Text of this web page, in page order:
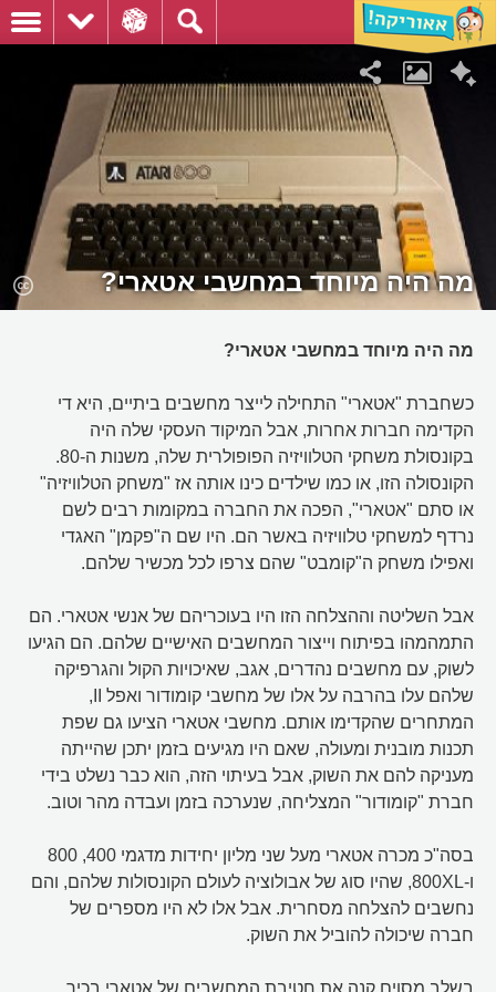
מה היה מיוחד במחשבי אטארי?
מה היה מיוחד במחשבי אטארי?
כשחברת "אטארי" התחילה לייצר מחשבים ביתיים, היא די
הקדימה חברות אחרות, אבל המיקוד העסקי שלה היה
בקונסולת משחקי הטלוויזיה הפופולרית שלה, משנות ה-80.
הקונסולה הזו, או כמו שילדים כינו אותה אז "משחק הטלוויזיה"
או סתם "אטארי", הפכה את החברה במקומות רבים לשם
נרדף למשחקי טלוויזיה באשר הם. היו שם ה"פקמן" האגדי
ואפילו משחק ה"קומבט" שהם צרפו לכל מכשיר שלהם.
אבל השליטה וההצלחה הזו היו בעוכריהם של אנשי אטארי. הם
התמהמהו בפיתוח וייצור המחשבים האישיים שלהם. הם הגיעו
לשוק, עם מחשבים נהדרים, אגב, שאיכויות הקול והגרפיקה
שלהם עלו בהרבה על אלו של מחשבי קומודור ואפל II,
המתחרים שהקדימו אותם. מחשבי אטארי הציעו גם שפת
תכנות מובנית ומעולה, שאם היו מגיעים בזמן יתכן שהייתה
מעניקה להם את השוק, אבל בעיתוי הזה, הוא כבר נשלט בידי
חברת "קומודור" המצליחה, שנערכה בזמן ועבדה מהר וטוב.
בסה"כ מכרה אטארי מעל שני מליון יחידות מדגמי 400, 800
ו-800XL, שהיו סוג של אבולוציה לעולם הקונסולות שלהם, והם
נחשבים להצלחה מסחרית. אבל אלו לא היו מספרים של
חברה שיכולה להוביל את השוק.
בשלב מסוים קנה את חטיבת המחשבים של אטארי בכיר